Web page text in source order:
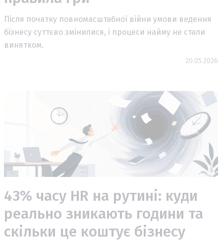
Після початку повномасштабної війни умови ведення
бізнесу суттєво змінилися, і процеси найму не стали
винятком.
20.05.2026
43% часу HR на рутині: куди
реально зникають години та
скільки це коштує бізнесу